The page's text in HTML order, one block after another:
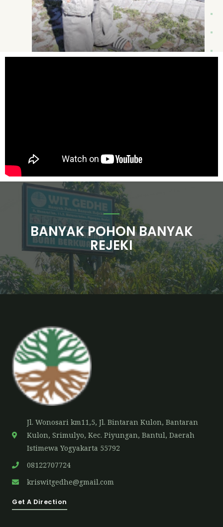
BANYAK POHON BANYAK
REJEKI
Jl. Wonosari km11,5, Jl. Bintaran Kulon, Bantaran
Kulon, Srimulyo, Kec. Piyungan, Bantul, Daerah
Istimewa Yogyakarta 55792
08122707724
kriswitgedhe@gmail.com
Get A Direction